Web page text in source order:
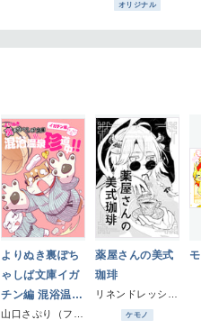
オリジナル
よりぬき裏ぽち
ゃしば文庫イガ
チン編 混浴温泉
珍道中!!
薬屋さんの美式
珈琲
ケモノ